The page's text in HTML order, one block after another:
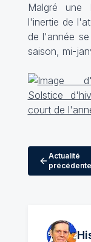
Malgré une
l'inertie de
de l'année
saison, mi-
Actualité
précédente